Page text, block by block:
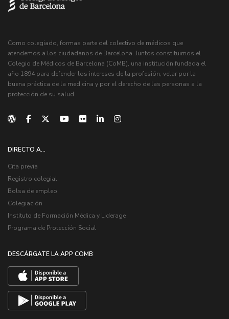
Como colegiado, formas parte del colectivo de médicos que
atendemos a los ciudadanos de Barcelona. Juntos constituimos el
Colegio de Médicos de Barcelona (CoMB), una institución fundada el
año 1894 para defender los intereses de la profesión, velar por la
buena práctica de la medicina y por el derecho de las personas a la
protección de su salud.
DIRECTO A...
Cita previa
Registro colegial
Bolsa de empleo
Colegiación
Instituto de Formación Médica y Liderage
Programa de Protección Social
DESCÁRGATE LA APP COMB